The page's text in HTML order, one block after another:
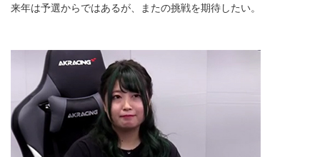
来年は予選からではあるが、またの挑戦を期待したい。